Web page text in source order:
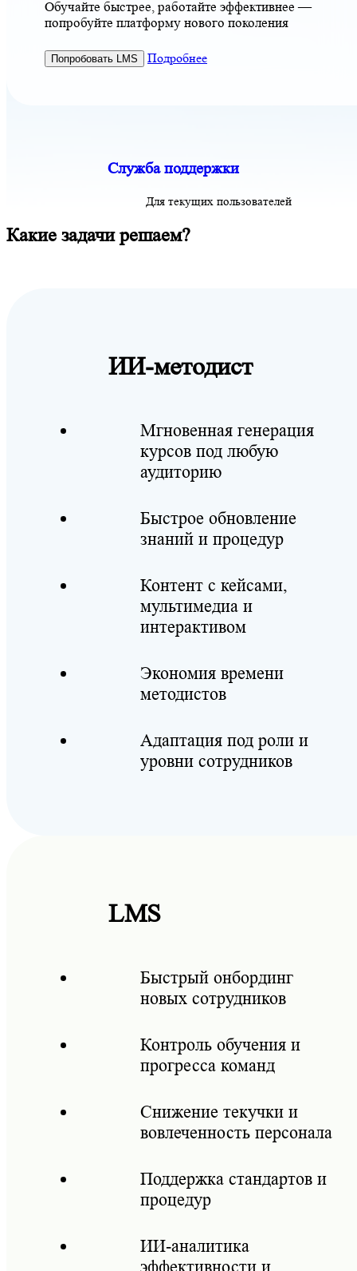
Обучайте быстрее, работайте эффективнее —
попробуйте платформу нового поколения
Попробовать LMS Подробнее
Служба поддержки
Для текущих пользователей
Какие задачи решаем?
ИИ-методист
Мгновенная генерация
курсов под любую
аудиторию
Быстрое обновление
знаний и процедур
Контент с кейсами,
мультимедиа и
интерактивом
Экономия времени
методистов
Адаптация под роли и
уровни сотрудников
LMS
Быстрый онбординг
новых сотрудников
Контроль обучения и
прогресса команд
Снижение текучки и
вовлеченность персонала
Поддержка стандартов и
процедур
ИИ-аналитика
эффективности и